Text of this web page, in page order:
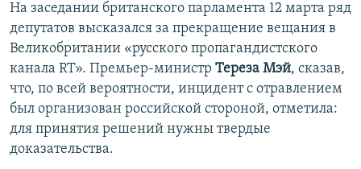
На заседании британского парламента 12 марта ряд
депутатов высказался за прекращение вещания в
Великобритании «русского пропагандистского
канала RT». Премьер-министр Тереза Мэй, сказав,
что, по всей вероятности, инцидент с отравлением
был организован российской стороной, отметила:
для принятия решений нужны твердые
доказательства.